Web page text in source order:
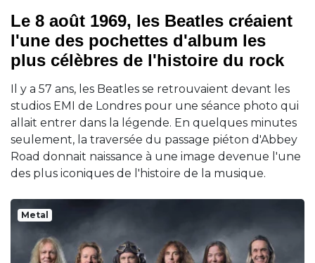
Le 8 août 1969, les Beatles créaient
l'une des pochettes d'album les
plus célèbres de l'histoire du rock
Il y a 57 ans, les Beatles se retrouvaient devant les
studios EMI de Londres pour une séance photo qui
allait entrer dans la légende. En quelques minutes
seulement, la traversée du passage piéton d'Abbey
Road donnait naissance à une image devenue l'une
des plus iconiques de l'histoire de la musique.
Metal